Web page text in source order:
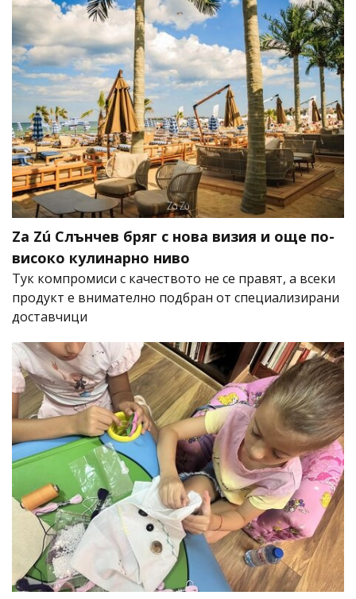
Za Zú Слънчев бряг с нова визия и още по-
високо кулинарно ниво
Тук компромиси с качеството не се правят, а всеки
продукт е внимателно подбран от специализирани
доставчици